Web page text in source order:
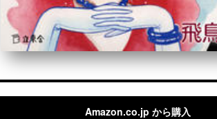
Amazon.co.jp から購入